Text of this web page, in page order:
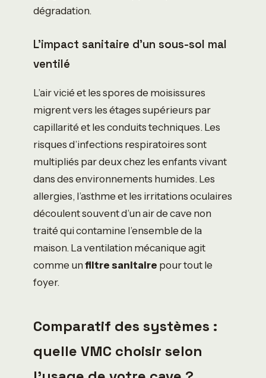
dégradation.
L’impact sanitaire d’un sous-sol mal
ventilé
L’air vicié et les spores de moisissures
migrent vers les étages supérieurs par
capillarité et les conduits techniques. Les
risques d’infections respiratoires sont
multipliés par deux chez les enfants vivant
dans des environnements humides. Les
allergies, l’asthme et les irritations oculaires
découlent souvent d’un air de cave non
traité qui contamine l’ensemble de la
maison. La ventilation mécanique agit
comme unfiltre sanitaire pour tout le
foyer.
Comparatif des systèmes :
quelle VMC choisir selon